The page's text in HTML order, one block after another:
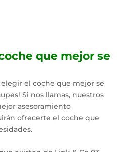
que mejor se
elegir el coche que mejor se
Si nos llamas, nuestros
asesoramiento
ofrecerte el coche que